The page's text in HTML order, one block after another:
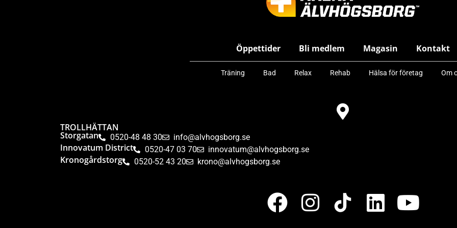
Öppettider Bli medlem Magasin Kontakt
Träning Bad Relax Rehab Hälsa för företag Om
TROLLHÄTTAN
Storgatan 0520-48 48 30 info@alvhogsborg.se
Innovatum District 0520-47 03 70 innovatum@alvhogsborg.se
Kronogårdstorg 0520-52 43 20 krono@alvhogsborg.se